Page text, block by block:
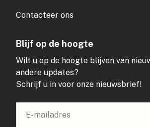
Contacteer ons
Blijf op de hoogte
Wilt u op de hoogte blijven van
andere updates?
Schrijf u in voor onze nieuwsbrief!